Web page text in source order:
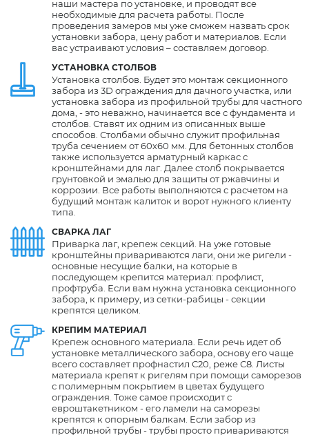
УСТАНОВКА СТОЛБОВ
СВАРКА ЛАГ
КРЕПИМ МАТЕРИАЛ
наши мастера по установке, и проводят все
необходимые для расчета работы. После
проведения замеров мы уже сможем назвать срок
установки забора, цену работ и материалов. Если
вас устраивают условия – составляем договор.
Установка столбов. Будет это монтаж секционного
забора из 3D ограждения для дачного участка, или
установка забора из профильной трубы для частного
дома, - это неважно, начинается все с фундамента и
столбов. Ставят их одним из описанных выше
способов. Столбами обычно служит профильная
труба сечением от 60х60 мм. Для бетонных столбов
также используется арматурный каркас с
кронштейнами для лаг. Далее столб покрывается
грунтовкой и эмалью для защиты от ржавчины и
коррозии. Все работы выполняются с расчетом на
будущий монтаж калиток и ворот нужного клиенту
типа.
Приварка лаг, крепеж секций. На уже готовые
кронштейны привариваются лаги, они же ригели -
основные несущие балки, на которые в
последующем крепится материал: профлист,
профтруба. Если вам нужна установка секционного
забора, к примеру, из сетки-рабицы - секции
крепятся целиком.
Крепеж основного материала. Если речь идет об
установке металлического забора, основу его чаще
всего составляет профнастил С20, реже С8. Листы
материала крепят к ригелям при помощи саморезов
с полимерным покрытием в цветах будущего
ограждения. Тоже самое происходит с
евроштакетником - его ламели на саморезы
крепятся к опорным балкам. Если забор из
профильной трубы - трубы просто привариваются